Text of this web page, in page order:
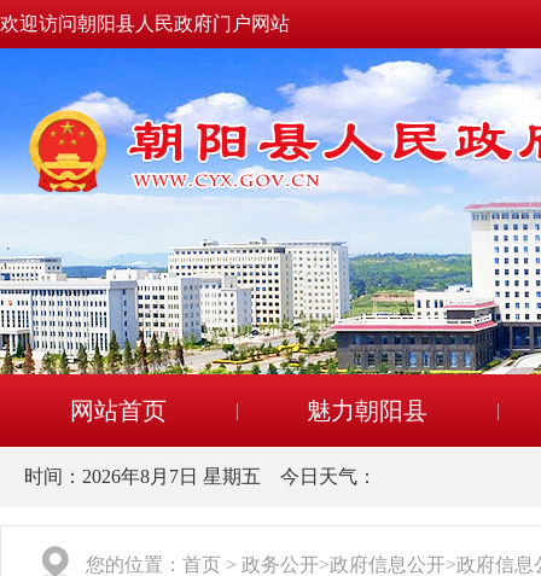
欢迎访问朝阳县人民政府门户网站
网站首页 魅力朝阳县
时间： 2026年8月7日 星期五 今日天气：
您的位置： 首页 > 政务公开>政府信息公开>政府信息